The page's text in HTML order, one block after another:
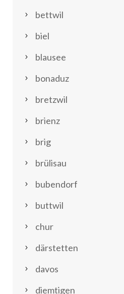
bettwil
biel
blausee
bonaduz
bretzwil
brienz
brig
brülisau
bubendorf
buttwil
chur
därstetten
davos
diemtigen